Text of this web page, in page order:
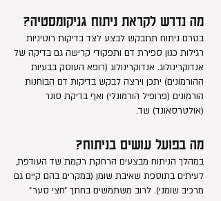
מה נדרש לקראת ניתוח גניקומסטיה?
בטרם ניתוח תתבקש לבצע לצד בדיקות רוטיניות
רגילות כגון ספירת דם ותפקודי קרישה גם בדיקה של
אנדוקרינולוג. אנדוקרינולוג (רופא העוסק בבעיות
ההורמונים) יתכן וירצה לבקש בדיקות דם הבוחנות
הורמונים (פרופיל הורמונלי) ואף בדיקת סונר
(אולטרסאונד) שד.
מה בפועל עושים בניתוח?
במהלך הניתוח מבצעים הרחקת רקמת שד העודפת,
לעיתים בתוספת שאיבת שומן (במקרים בהם קיים גם
מרכיב שומני). לרוב משתמשים בחתך ״חצי סער״